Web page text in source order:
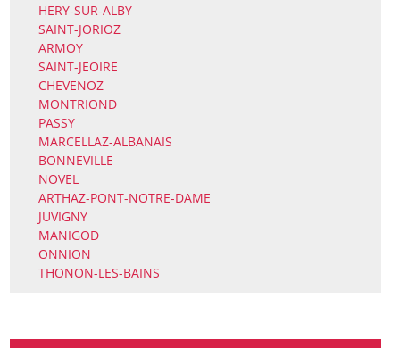
HERY-SUR-ALBY
SAINT-JORIOZ
ARMOY
SAINT-JEOIRE
CHEVENOZ
MONTRIOND
PASSY
MARCELLAZ-ALBANAIS
BONNEVILLE
NOVEL
ARTHAZ-PONT-NOTRE-DAME
JUVIGNY
MANIGOD
ONNION
THONON-LES-BAINS